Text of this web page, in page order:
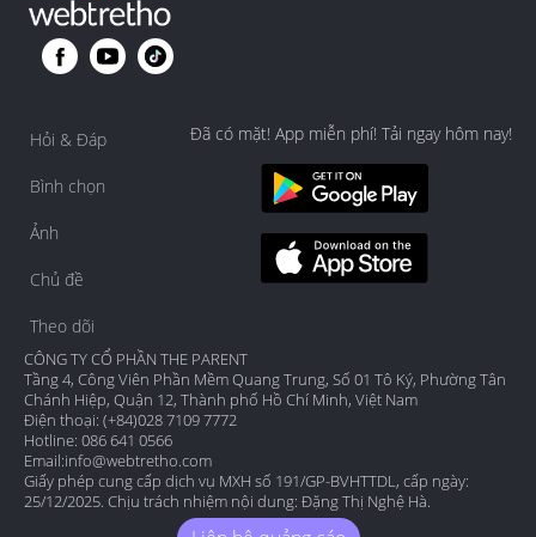
Hỏi & Đáp
Bình chọn
Ảnh
Chủ đề
Theo dõi
Đã có mặt! App miễn phí! Tải ngay hôm nay!
CÔNG TY CỔ PHẦN THE PARENT
Tầng 4, Công Viên Phần Mềm Quang Trung, Số 01 Tô Ký, Phường Tân
Chánh Hiệp, Quận 12, Thành phố Hồ Chí Minh, Việt Nam
Điện thoại: (+84)028 7109 7772
Hotline: 086 641 0566
Email:info@webtretho.com
Giấy phép cung cấp dịch vụ MXH số 191/GP-BVHTTDL, cấp ngày:
25/12/2025. Chịu trách nhiệm nội dung: Đặng Thị Nghệ Hà.